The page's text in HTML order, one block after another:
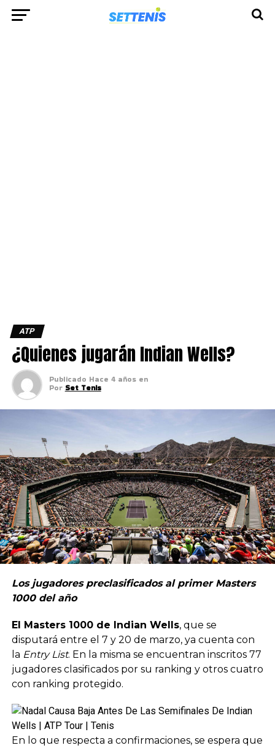
ATP
¿Quienes jugarán Indian Wells?
Publicado Hace 4 años en
Por Set Tenis
Los jugadores preclasificados al primer Masters
1000 del año
El Masters 1000 de Indian Wells, que se
disputará entre el 7 y 20 de marzo, ya cuenta con
la Entry List. En la misma se encuentran inscritos 77
jugadores clasificados por su ranking y otros cuatro
con ranking protegido.
En lo que respecta a confirmaciones, se espera que